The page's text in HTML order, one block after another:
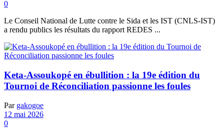
0
Le Conseil National de Lutte contre le Sida et les IST (CNLS-IST)
a rendu publics les résultats du rapport REDES ...
Keta-Assoukopé en ébullition : la 19e édition du
Tournoi de Réconciliation passionne les foules
Par gakogoe
12 mai 2026
0